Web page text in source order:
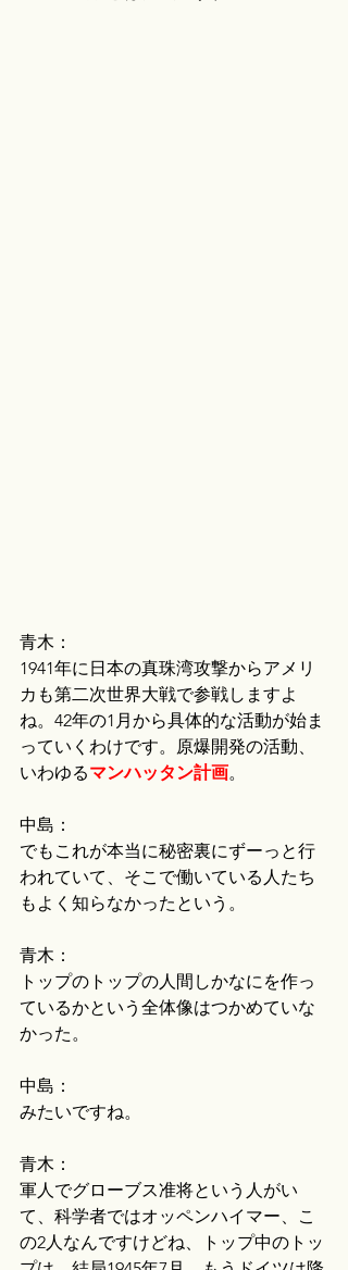
青木：
1941年に日本の真珠湾攻撃からアメリ
カも第二次世界大戦で参戦しますよ
ね。42年の1月から具体的な活動が始ま
っていくわけです。原爆開発の活動、
いわゆるマンハッタン計画。
中島：
でもこれが本当に秘密裏にずーっと行
われていて、そこで働いている人たち
もよく知らなかったという。
青木：
トップのトップの人間しかなにを作っ
ているかという全体像はつかめていな
かった。
中島：
みたいですね。
青木：
軍人でグローブス准将という人がい
て、科学者ではオッペンハイマー、こ
の2人なんですけどね、トップ中のトッ